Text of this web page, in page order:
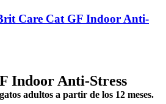
Care Cat GF Indoor Anti-
Indoor Anti-Stress
adultos a partir de los 12 meses.